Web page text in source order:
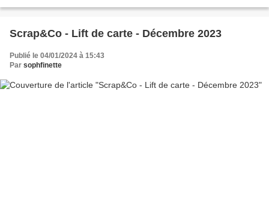
Scrap&Co - Lift de carte - Décembre 2023
Publié le 04/01/2024 à 15:43
Par sophfinette